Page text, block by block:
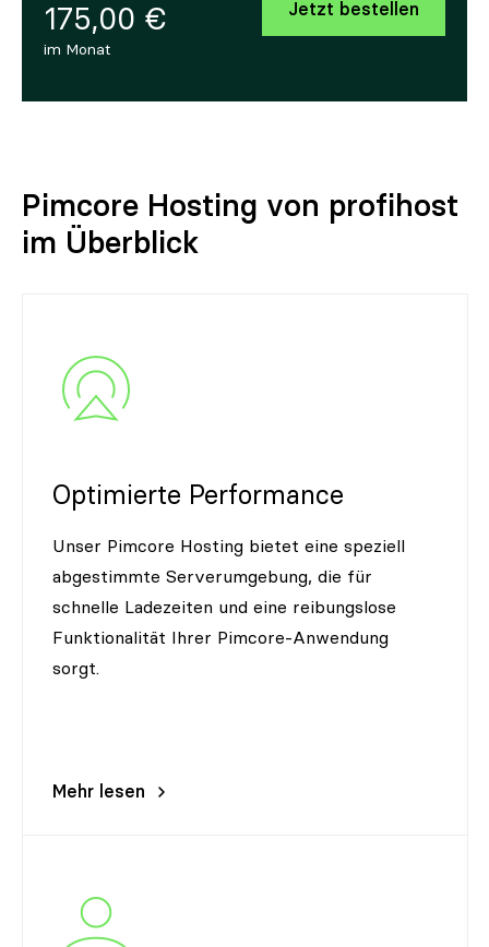
175,00 €
im Monat
Jetzt bestellen
Pimcore Hosting von profihost
im Überblick
Optimierte Performance
Unser Pimcore Hosting bietet eine speziell
abgestimmte Serverumgebung, die für
schnelle Ladezeiten und eine reibungslose
Funktionalität Ihrer Pimcore-Anwendung
sorgt.
Mehr lesen